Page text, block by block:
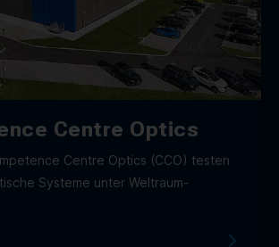
Centre Optics
Centre Optics (CCO) testen
Systeme unter Weltraum­